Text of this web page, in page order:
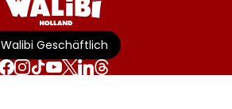
Walibi Geschäftlich